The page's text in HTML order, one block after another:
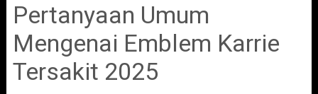
Pertanyaan Umum
Mengenai Emblem Karrie
Tersakit 2025